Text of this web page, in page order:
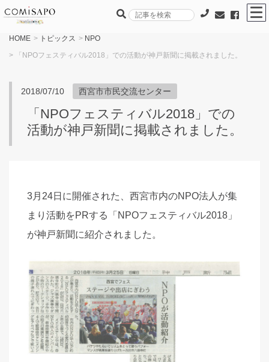
HOME > トピックス > NPO
> 「NPOフェスティバル2018」での活動が神戸新聞に掲載されました。
2018/07/10 西宮市市民交流センター
「NPOフェスティバル2018」での
活動が神戸新聞に掲載されました。
3月24日に開催された、西宮市内のNPO法人が集
まり活動をPRする「NPOフェスティバル2018」
が神戸新聞に紹介されました。